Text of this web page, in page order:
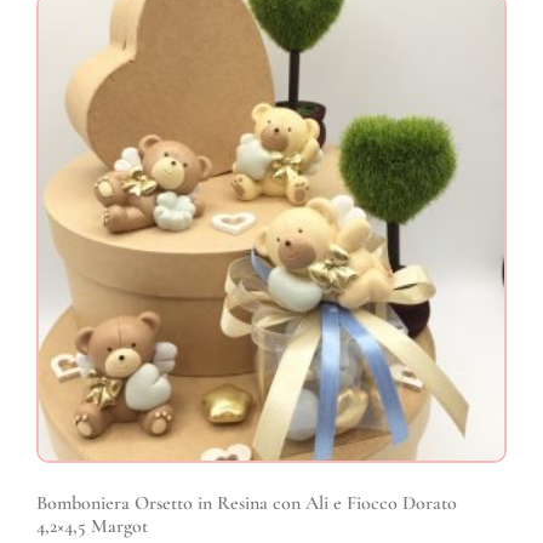
Bomboniera Orsetto in Resina con Ali e Fiocco Dorato
4,2×4,5 Margot